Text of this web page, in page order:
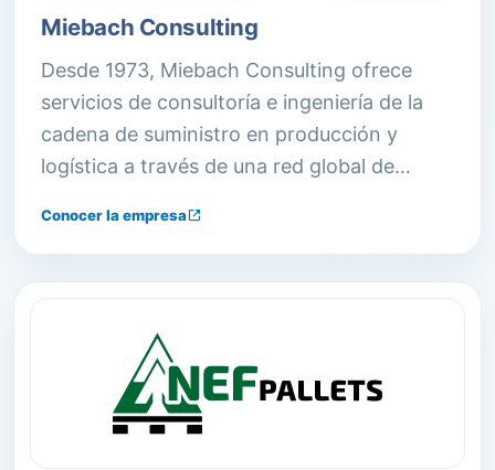
Miebach Consulting
Desde 1973, Miebach Consulting ofrece
servicios de consultoría e ingeniería de la
cadena de suministro en producción y
logística a través de una red global de
fortalecer y ampliar su posición competitiva
Conocer la empresa